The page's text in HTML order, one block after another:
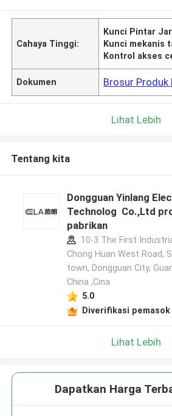
Cahaya Tinggi:
Kunci Pintar
Kunci mekanis
Kontrol akses
Dokumen Brosur Produk
Lihat Lebih
Tentang kita
Dongguan Yinlang
Technolog Co.,Ltd
pabrikan
10-3 The First
Chong Huan West Road,
town, Dongguan City,
China ,Cina
5.0
Diverifikasi pemasok
Lihat Lebih
Dapatkan Harga